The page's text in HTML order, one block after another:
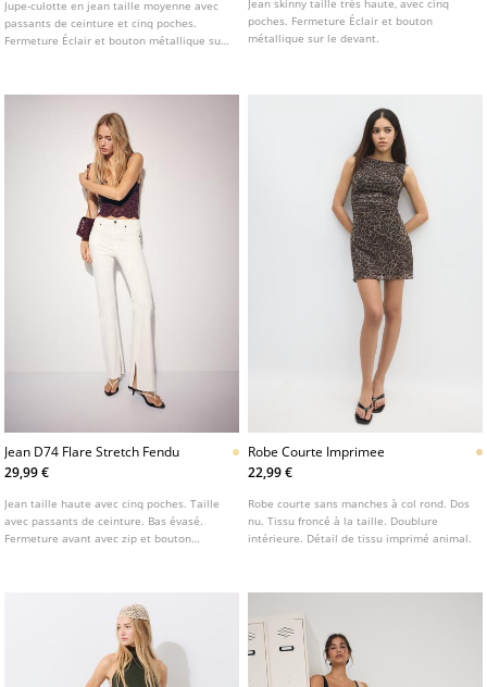
Jupe-culotte en jean taille moyenne avec
passants de ceinture et cinq poches.
Fermeture Éclair et bouton métallique sur
Jean skinny taille très haute, avec cinq
poches. Fermeture Éclair et bouton
métallique sur le devant.
Jean D74 Flare Stretch Fendu
29,99 €
Jean taille haute avec cinq poches. Taille
avec passants de ceinture. Bas évasé.
Fermeture avant avec zip et bouton
Robe Courte Imprimee
22,99 €
Robe courte sans manches à col rond. Dos
nu. Tissu froncé à la taille. Doublure
intérieure. Détail de tissu imprimé animal.